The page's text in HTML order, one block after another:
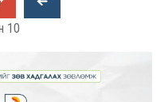
10